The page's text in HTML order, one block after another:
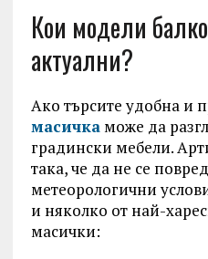
Кои модели
актуални?
Ако търсите удобна и
масичкаможе да
градински мебели.
така, че да не се
метеорологични
и няколко от най-
масички: